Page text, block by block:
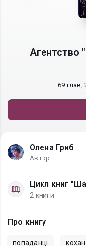
Агентство
69 глав,
Олена Гриб
Автор
Цикл книг
2 книги
Про книгу
попаданці